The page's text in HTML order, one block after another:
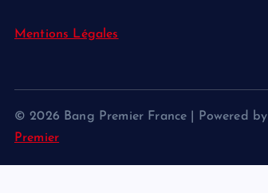
Mentions Légales
© 2026 Bang Premier France | Powered by
Premier